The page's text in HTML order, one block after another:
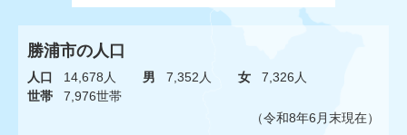
勝浦市の人口
人口 14,678人 男 7,352人 女
7,326人
世帯
7,976世帯
（令和8年6月末現在）